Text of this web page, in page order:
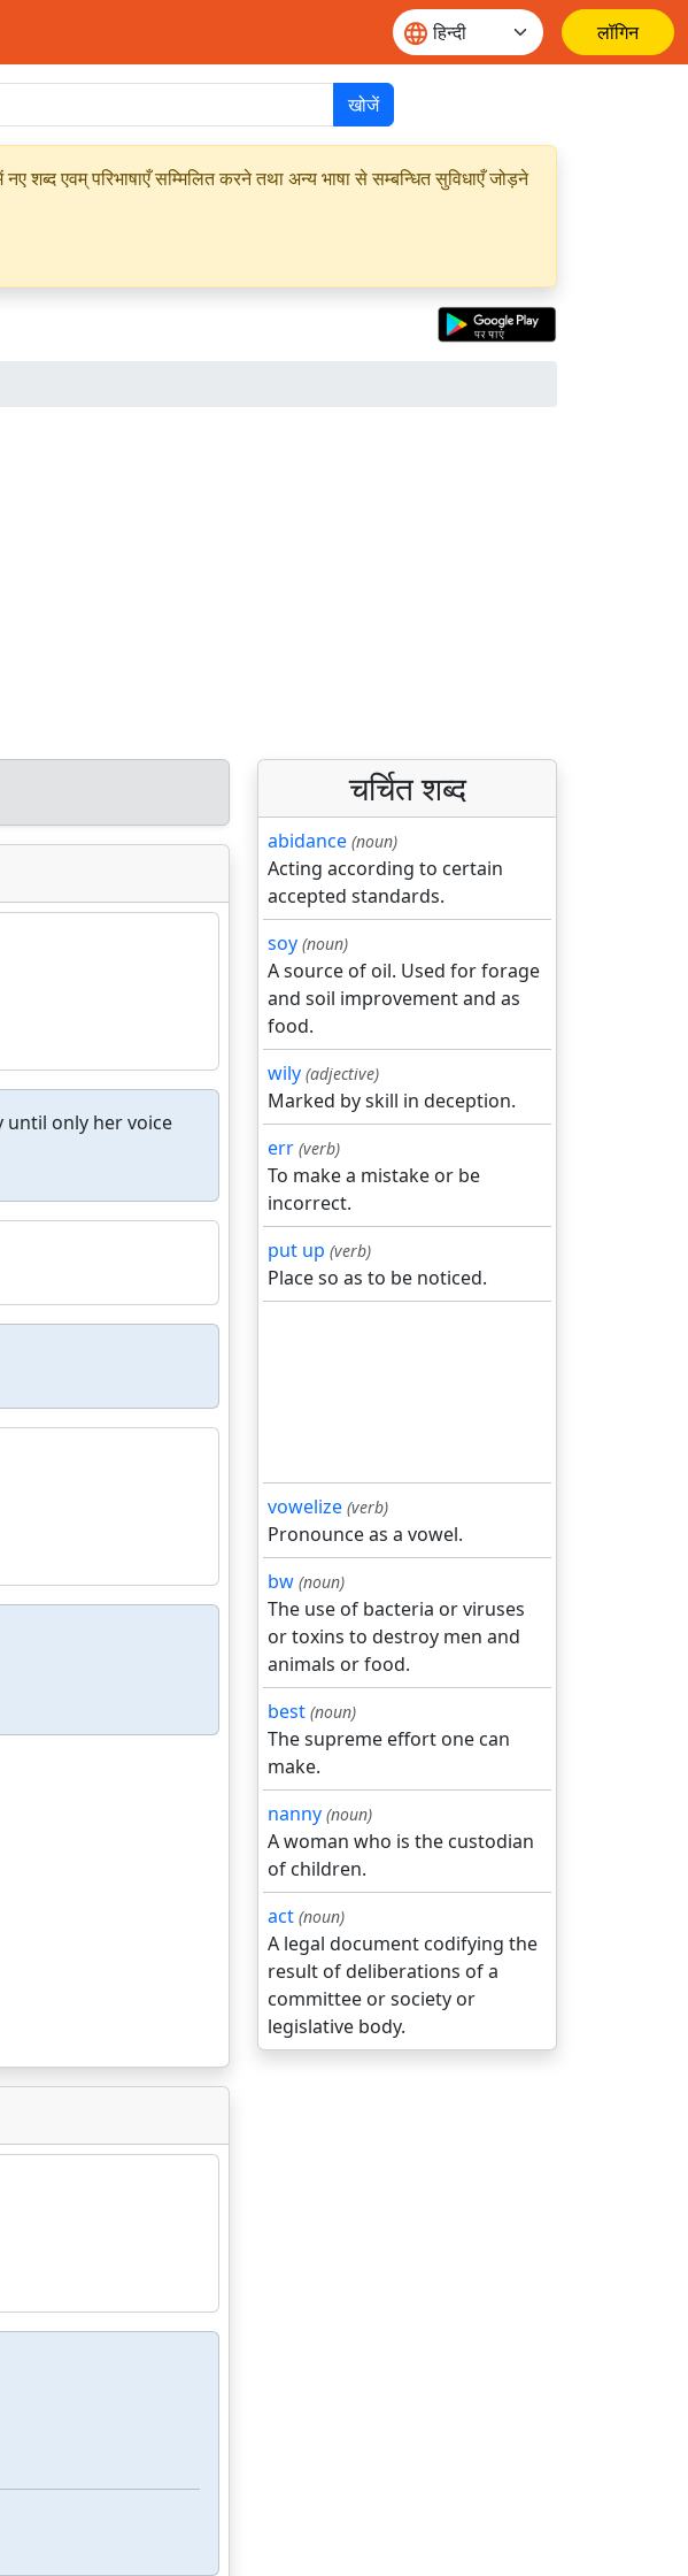
लॉगिन
खोजें
एवम् परिभाषाएँ सम्मिलित करने तथा अन्य भाषा से सम्बन्धित सुविधाएँ जोड़ने
until only her voice
चर्चित शब्द
abidance (noun)
Acting according to certain
accepted standards.
soy (noun)
A source of oil. Used for forage
and soil improvement and as
food.
wily (adjective)
Marked by skill in deception.
err (verb)
To make a mistake or be
incorrect.
put up (verb)
Place so as to be noticed.
vowelize (verb)
Pronounce as a vowel.
bw (noun)
The use of bacteria or viruses
or toxins to destroy men and
animals or food.
best (noun)
The supreme effort one can
make.
nanny (noun)
A woman who is the custodian
of children.
act (noun)
A legal document codifying the
result of deliberations of a
committee or society or
legislative body.